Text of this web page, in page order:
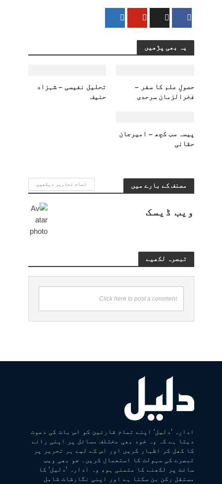
یہ بھی پڑھیں
حصولِ علم کا سفر –
فخرالزمان سرحدی
تحلیل نفیسی – شہزاد
حنیف
پیسہ سب کچھ – امیرجان
حقانی
مصنف کے بارے میں تمام تحاریر دیکھیں
ویب ڈیسک
تبصرہ لکھیے
Click here to post a comment
ادارہ ’دلیل‘ اپنے تمام قارئین کو اس بات کی دعوت
دیتا ہے کہ وہ خود بھی مختلف مسائل پر اپنی رائے
کا کھل کر اظہار کریں اور اس کے لیے ہر تحریر پر
تبصرے کی سہولت کا استعمال کریں۔ جو بھی ویب
سائٹ پر لکھنے کا متمنی ہو، وہ ادارہ ’دلیل‘ کا
مستقل رکن بن سکتا ہے اور اپنی نگارشات شامل